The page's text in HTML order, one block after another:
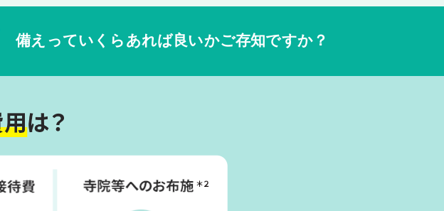
備えっていくらあれば良いかご存知ですか？